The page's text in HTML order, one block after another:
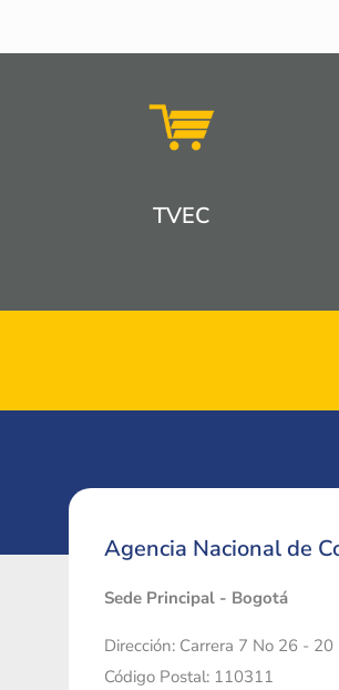
TVEC
Agencia Nacional de
Sede Principal - Bogotá
Dirección: Carrera 7 No 26 -
Código Postal: 110311